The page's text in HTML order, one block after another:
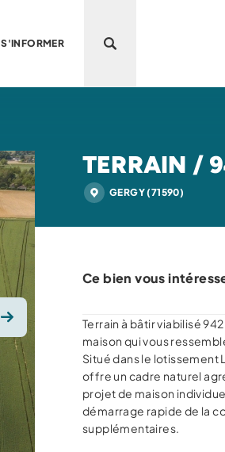
S'INFORMER Ouvrir la recherche
Photo suivante
TERRAIN /
GERGY (71590)
Ce bien vous
Terrain à bâtir viabilisé
maison qui vous
Situé dans le lotissement
offre un cadre naturel
projet de maison
démarrage rapide de la
supplémentaires.